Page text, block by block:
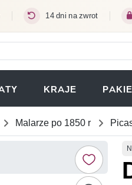
14 dni na zwrot
SIĘ W NOWEJ KARCIE)
KRAJE
Malarze po 1850 r